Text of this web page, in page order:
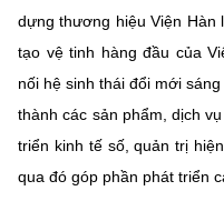
dựng thương hiệu Viện
tạo vệ tinh hàng đầu của
nối hệ sinh thái đổi mới
thành các sản phẩm, dịch
triển kinh tế số, quản trị
qua đó góp phần phát triển